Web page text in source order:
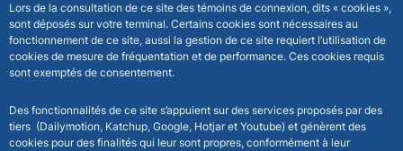
Lors de la consultation de ce site des témoins de connexion, dits « cookies »,
sont déposés sur votre terminal. Certains cookies sont nécessaires au
fonctionnement de ce site, aussi la gestion de ce site requiert l’utilisation de
cookies de mesure de fréquentation et de performance. Ces cookies requis
sont exemptés de consentement.
Des fonctionnalités de ce site s’appuient sur des services proposés par des
tiers (Dailymotion, Katchup, Google, Hotjar et Youtube) et génèrent des
cookies pour des finalités qui leur sont propres, conformément à leur